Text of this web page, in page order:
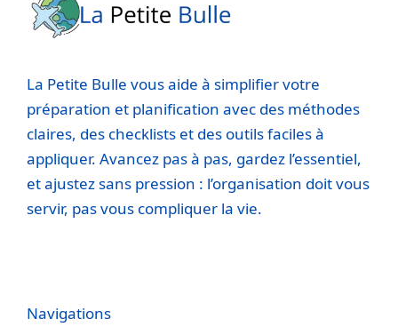
La Petite Bulle vous aide à simplifier votre
préparation et planification avec des méthodes
claires, des checklists et des outils faciles à
appliquer. Avancez pas à pas, gardez l’essentiel,
et ajustez sans pression : l’organisation doit vous
servir, pas vous compliquer la vie.
Navigations